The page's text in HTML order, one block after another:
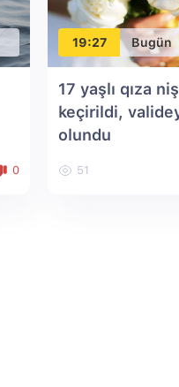
0
19:27 Bugün
17 yaşlı qıza
keçirildi,
olundu
51